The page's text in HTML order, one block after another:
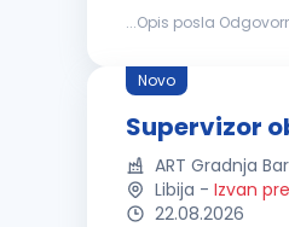
...Opis
Novo
Supervizor
ART Gradnja Bar
Libija - Izvan
22.08.2026